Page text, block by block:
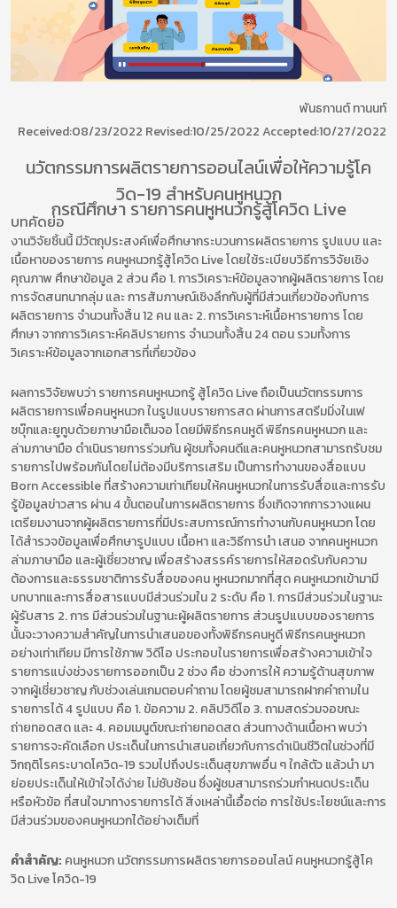
พันธกานต์ ทานนท์
Received:08/23/2022 Revised:10/25/2022 Accepted:10/27/2022
นวัตกรรมการผลิตรายการออนไลน์เพื่อให้ความรู้โค
วิด-19 สําหรับคนหูหนวก
กรณีศึกษา รายการคนหูหนวกรู้สู้โควิด Live
บทคัดย่อ
งานวิจัยชิ้นนี้ มีวัตถุประสงค์เพื่อศึกษากระบวนการผลิตรายการ รูปแบบ และ
เนื้อหาของรายการ คนหูหนวกรู้สู้โควิด Live โดยใช้ระเบียบวิธีการวิจัยเชิง
คุณภาพ ศึกษาข้อมูล 2 ส่วน คือ 1. การวิเคราะห์ข้อมูลจากผู้ผลิตรายการ โดย
การจัดสนทนากลุ่ม และ การสัมภาษณ์เชิงลึกกับผู้ที่มีส่วนเกี่ยวข้องกับการ
ผลิตรายการ จํานวนทั้งสิ้น 12 คน และ 2. การวิเคราะห์เนื้อหารายการ โดย
ศึกษา จากการวิเคราะห์คลิปรายการ จํานวนทั้งสิ้น 24 ตอน รวมทั้งการ
วิเคราะห์ข้อมูลจากเอกสารที่เกี่ยวข้อง
ผลการวิจัยพบว่า รายการคนหูหนวกรู้ สู้โควิด Live ถือเป็นนวัตกรรมการ
ผลิตรายการเพื่อคนหูหนวก ในรูปแบบรายการสด ผ่านการสตรีมมิ่งในเฟ
ซบุ๊กและยูทูบด้วยภาษามือเต็มจอ โดยมีพิธีกรคนหูดี พิธีกรคนหูหนวก และ
ล่ามภาษามือ ดําเนินรายการร่วมกัน ผู้ชมทั้งคนดีและคนหูหนวกสามารถรับชม
รายการไปพร้อมกันโดยไม่ต้องมีบริการเสริม เป็นการทํางานของสื่อแบบ
Born Accessible ที่สร้างความเท่าเทียมให้คนหูหนวกในการรับสื่อและการรับ
รู้ข้อมูลข่าวสาร ผ่าน 4 ขั้นตอนในการผลิตรายการ ซึ่งเกิดจากการวางแผน
เตรียมงานจากผู้ผลิตรายการที่มีประสบการณ์การทํางานกับคนหูหนวก โดย
ได้สํารวจข้อมูลเพื่อศึกษารูปแบบ เนื้อหา และวิธีการนํา เสนอ จากคนหูหนวก
ล่ามภาษามือ และผู้เชี่ยวชาญ เพื่อสร้างสรรค์รายการให้สอดรับกับความ
ต้องการและธรรมชาติการรับสื่อของคน หูหนวกมากที่สุด คนหูหนวกเข้ามามี
บทบาทและการสื่อสารแบบมีส่วนร่วมใน 2 ระดับ คือ 1. การมีส่วนร่วมในฐานะ
ผู้รับสาร 2. การ มีส่วนร่วมในฐานะผู้ผลิตรายการ ส่วนรูปแบบของรายการ
นั้นจะวางความสําคัญในการนําเสนอของทั้งพิธีกรคนหูดี พิธีกรคนหูหนวก
อย่างเท่าเทียม มีการใช้ภาพ วิดีโอ ประกอบในรายการเพื่อสร้างความเข้าใจ
รายการแบ่งช่วงรายการออกเป็น 2 ช่วง คือ ช่วงการให้ ความรู้ด้านสุขภาพ
จากผู้เชี่ยวชาญ กับช่วงเล่นเกมตอบคําถาม โดยผู้ชมสามารถฝากคําถามใน
รายการได้ 4 รูปแบบ คือ 1. ข้อความ 2. คลิปวิดีโอ 3. ถามสดร่วมจอขณะ
ถ่ายทอดสด และ 4. คอมเมนูต์ขณะถ่ายทอดสด ส่วนทางด้านเนื้อหา พบว่า
รายการจะคัดเลือก ประเด็นในการนำเสนอเกี่ยวกับการดำเนินชีวิตในช่วงที่มี
วิกฤติโรคระบาดโควิด-19 รวมไปถึงประเด็นสุขภาพอื่น ๆ ใกล้ตัว แล้วนำ มา
ย่อยประเด็นให้เข้าใจได้ง่าย ไม่ซับซ้อน ซึ่งผู้ชมสามารถร่วมกำหนดประเด็น
หรือหัวข้อ ที่สนใจมาทางรายการได้ สิ่งเหล่านี้เอื้อต่อ การใช้ประโยชน์และการ
มีส่วนร่วมของคนหูหนวกได้อย่างเต็มที่
คำสำคัญ: คนหูหนวก นวัตกรรมการผลิตรายการออนไลน์ คนหูหนวกรู้สู้โค
วิด Live โควิด-19